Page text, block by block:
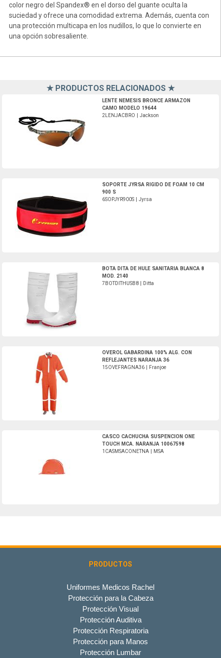
color negro del Spandex® en el dorso del guante oculta la
suciedad y ofrece una comodidad extrema. Además, cuenta con
una protección multicapa en los nudillos, lo que lo convierte en
una opción sobresaliente.
★ PRODUCTOS RELACIONADOS ★
LENTE NEMESIS BRONCE ARMAZON
CAMO MODELO 19644
2LENJACBRO | Jackson
SOPORTE JYRSA RIGIDO DE FOAM 10 CM
900 S
6SOPJYR900S | Jyrsa
BOTA DITA DE HULE SANITARIA BLANCA 8
MOD. 2140
7BOTDITHUSB8 | Ditta
OVEROL GABARDINA 100% ALG. CON
REFLEJANTES NARANJA 36
15OVEFRAGNA36 | Franjoe
CASCO CACHUCHA SUSPENCION ONE
TOUCH MCA. NARANJA 10067598
1CASMSACONETNA | MSA
PRODUCTOS
Uniformes Medicos Rachel
Protección para la Cabeza
Protección Visual
Protección Auditiva
Protección Respiratoria
Protección para Manos
Protección Lumbar